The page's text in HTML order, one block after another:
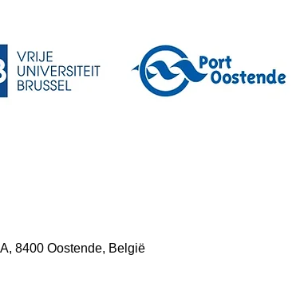
8400 Oostende, België